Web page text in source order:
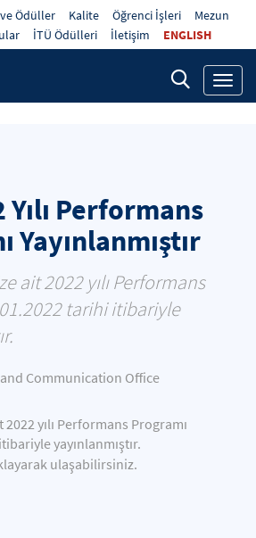
Ödüller Kalite Öğrenci İşleri
Mezun
İTÜ Ödülleri İletişim ENGLISH
Yılı Performans
Yayınlanmıştır
ait 2022 yılı Performans
tarihi itibariyle
Communication Office
yılı Performans Programı
yayınlanmıştır.
ulaşabilirsiniz.